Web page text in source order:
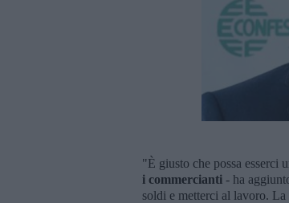
"È giusto che possa esserci
i commercianti - ha
soldi e metterci al lavoro.